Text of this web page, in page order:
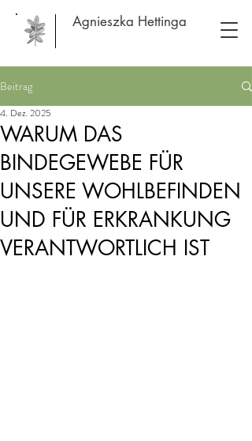
Agnieszka Hettinga
Beitrag
WARUM DAS
BINDEGEWEBE FÜR
UNSERE WOHLBEFINDEN
UND FÜR ERKRANKUNG
VERANTWORTLICH IST
4. Dez. 2025